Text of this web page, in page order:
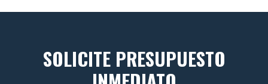
SOLICITE PRESUPUESTO